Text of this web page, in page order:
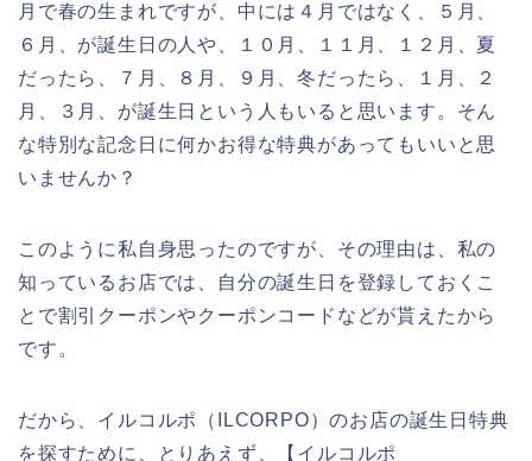
月で春の生まれですが、中には４月ではなく、５月、
６月、が誕生日の人や、１０月、１１月、１２月、夏
だったら、７月、８月、９月、冬だったら、１月、２
月、３月、が誕生日という人もいると思います。そん
な特別な記念日に何かお得な特典があってもいいと思
いませんか？
このように私自身思ったのですが、その理由は、私の
知っているお店では、自分の誕生日を登録しておくこ
とで割引クーポンやクーポンコードなどが貰えたから
です。
だから、イルコルポ（ILCORPO）のお店の誕生日特典
を探すために、とりあえず、【イルコルポ